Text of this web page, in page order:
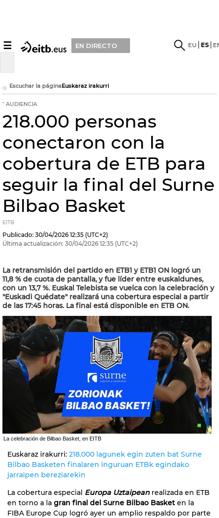
☰ EN DIRECTO EU ES
Escuchar la páginaEuskaraz irakurri
AUDIENCIA
218.000 personas
conectaron con la
cobertura de ETB para
seguir la final del Surne
Bilbao Basket
EITB
Publicado: 30/04/2026 12:35 (UTC+2)
Última actualización: 30/04/2026 12:35 (UTC+2)
La retransmisión del partido en ETB1 y ETB1 ON logró un
11,8 % de cuota de pantalla, y fue líder entre euskaldunes,
con un 13,7 %. Euskal Telebista se vuelca con la celebración y
"Euskadi Quédate" realizará una cobertura especial a partir
de las 17:45 horas. La final está disponible en ETB ON.
La celebración de Bilbao Basket, en EITB
Euskaraz irakurri: 218.000 lagunek egin zuten bat Surne
Bilbao Basketen finalaren inguruan ETBk egindako
jarraipen bereziarekin
La cobertura especial Europa Uztaipeanrealizada en ETB
en torno a la gran final del Surne Bilbao Basket en la
FIBA Europe Cup logró ayer un amplio respaldo por parte